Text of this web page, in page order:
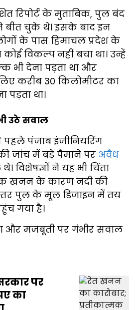
रिपोर्ट के मुताबिक, पुल बंद
बीत चुके थे। इसके बाद इन
के पास हिमाचल प्रदेश के
विकल्प नहीं बचा था। उन्हें
भी देना पड़ता था और
करीब 30 किलोमीटर का
पड़ता था।
उठे सवाल
पंजाब इंजीनियरिंग
जांच में बड़े पैमाने पर अवैध
विशेषज्ञों ने यह भी चिंता
खनन के कारण नदी की
पुल के मूल डिजाइन में तय
गया है।
और मजबूती पर गंभीर सवाल
पर
का